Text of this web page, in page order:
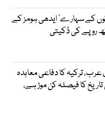
کے سہارے‘ ایدھی ہومز کے
ترکیہ کا دفاعی معاہدہ
کا فیصلہ کن موڑ ہے،